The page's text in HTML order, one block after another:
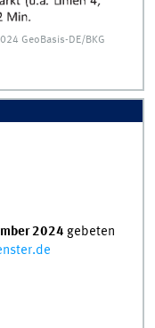
GeoBasis-DE/BKG
2024 gebeten